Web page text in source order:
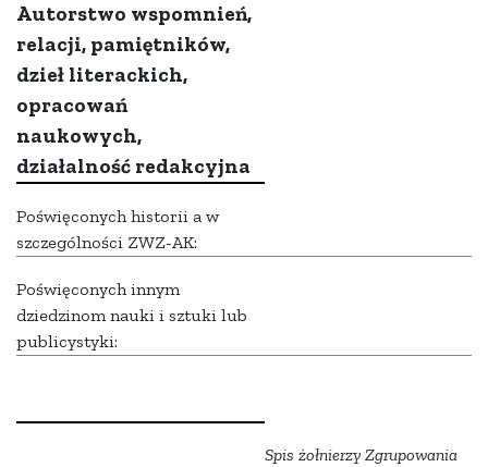
Autorstwo wspomnień,
relacji, pamiętników,
dzieł literackich,
opracowań
naukowych,
działalność redakcyjna
Poświęconych historii a w
szczególności ZWZ-AK:
Poświęconych innym
dziedzinom nauki i sztuki lub
publicystyki:
Spis żołnierzy Zgrupowania